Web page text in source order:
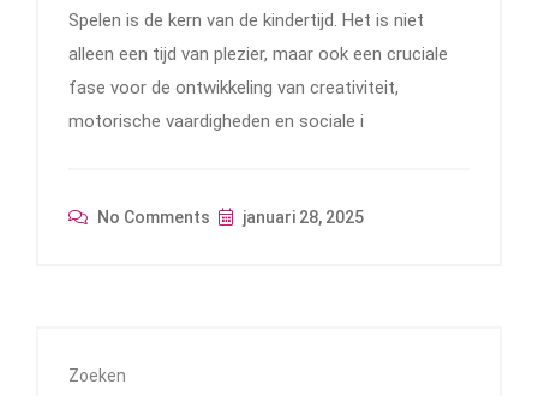
Spelen is de kern van de kindertijd. Het is niet
alleen een tijd van plezier, maar ook een cruciale
fase voor de ontwikkeling van creativiteit,
motorische vaardigheden en sociale i
No Comments januari 28, 2025
Zoeken